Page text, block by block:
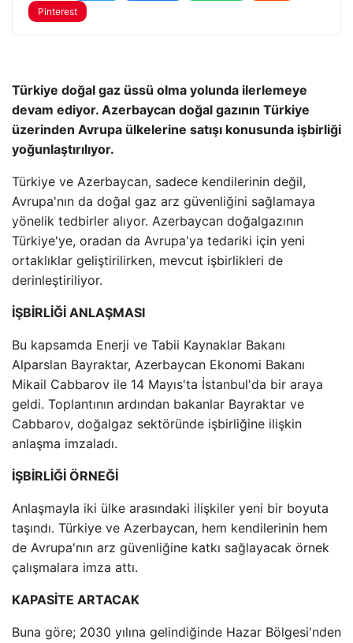
Pinterest
Türkiye doğal gaz üssü olma yolunda ilerlemeye
devam ediyor. Azerbaycan doğal gazının Türkiye
üzerinden Avrupa ülkelerine satışı konusunda işbirliği
yoğunlaştırılıyor.
Türkiye ve Azerbaycan, sadece kendilerinin değil,
Avrupa'nın da doğal gaz arz güvenliğini sağlamaya
yönelik tedbirler alıyor. Azerbaycan doğalgazının
Türkiye'ye, oradan da Avrupa'ya tedariki için yeni
ortaklıklar geliştirilirken, mevcut işbirlikleri de
derinleştiriliyor.
İŞBİRLİĞİ ANLAŞMASI
Bu kapsamda Enerji ve Tabii Kaynaklar Bakanı
Alparslan Bayraktar, Azerbaycan Ekonomi Bakanı
Mikail Cabbarov ile 14 Mayıs'ta İstanbul'da bir araya
geldi. Toplantının ardından bakanlar Bayraktar ve
Cabbarov, doğalgaz sektöründe işbirliğine ilişkin
anlaşma imzaladı.
İŞBİRLİĞİ ÖRNEĞİ
Anlaşmayla iki ülke arasındaki ilişkiler yeni bir boyuta
taşındı. Türkiye ve Azerbaycan, hem kendilerinin hem
de Avrupa'nın arz güvenliğine katkı sağlayacak örnek
çalışmalara imza attı.
KAPASİTE ARTACAK
Buna göre; 2030 yılına gelindiğinde Hazar Bölgesi'nden